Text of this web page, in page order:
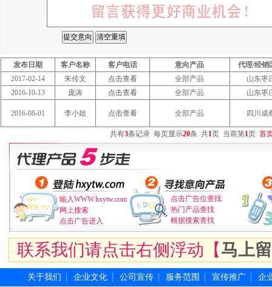
发布日期 客户名称 客户电话 意向产品
代理/经销
2017-02-14
朱传文 点击查看 全部产品
山东枣
2016-10-13
庞涛 点击查看 全部产品 山东枣
2016-08-01 李小姐 点击查看 全部产品 四川成
共有3条记录 每页显示20条 共1页 当前第1页 首
输入WWW.hxytw.com
网上搜索
点击广告进入
点击广告位查找
热门产品查找
根据搜索查找
联系我们请点击右侧浮动【马上
关于我们 ┆ 企业文化 ┆ 公司宣传 ┆ 服务范围 ┆ 宣传推广 ┆ 企